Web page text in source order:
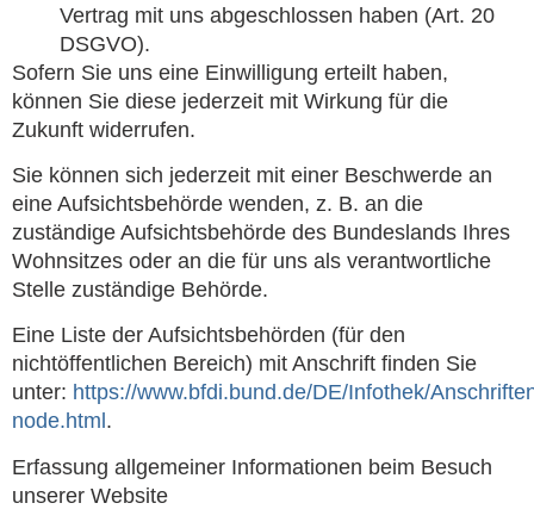
Vertrag mit uns abgeschlossen haben (Art. 20
DSGVO).
Sofern Sie uns eine Einwilligung erteilt haben,
können Sie diese jederzeit mit Wirkung für die
Zukunft widerrufen.
Sie können sich jederzeit mit einer Beschwerde an
eine Aufsichtsbehörde wenden, z. B. an die
zuständige Aufsichtsbehörde des Bundeslands Ihres
Wohnsitzes oder an die für uns als verantwortliche
Stelle zuständige Behörde.
Eine Liste der Aufsichtsbehörden (für den
nichtöffentlichen Bereich) mit Anschrift finden Sie
unter: https://www.bfdi.bund.de/DE/Infothek/
node.html .
Erfassung allgemeiner Informationen beim Besuch
unserer Website